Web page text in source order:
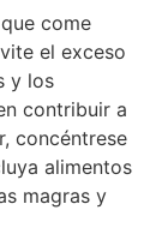
come
el exceso
​​y los
contribuir a
concéntrese
alimentos
magras y